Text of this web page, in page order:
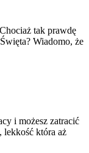
tak prawdę
Wiadomo, że
i możesz zatracić
lekkość która aż